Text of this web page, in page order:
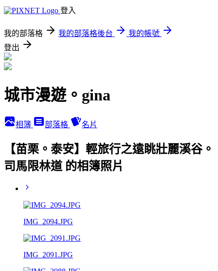
登入
我的部落格 我的部落格後台
我的帳號
登出
城市漫遊。gina
相簿 部落格 名片
【苗栗。泰安】輕旅行之遠眺壯麗溪谷。
司馬限林道 的相簿照片
IMG_2094.JPG
IMG_2091.JPG